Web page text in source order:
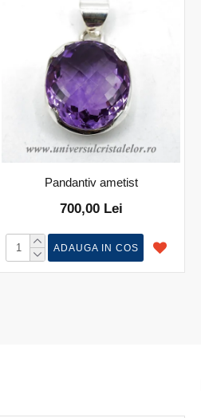
Pandantiv ametist
700,00 Lei
ADAUGA IN COS